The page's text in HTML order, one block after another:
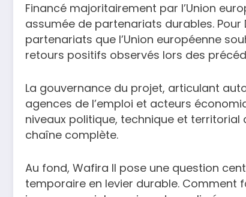
Financé majoritairement par l’Union
assumée de partenariats durables. Pour
partenariats que l’Union européenne
retours positifs observés lors des
La gouvernance du projet, articulant
agences de l’emploi et acteurs
niveaux politique, technique et
chaîne complète.
Au fond, Wafira II pose une question
temporaire en levier durable. Comment